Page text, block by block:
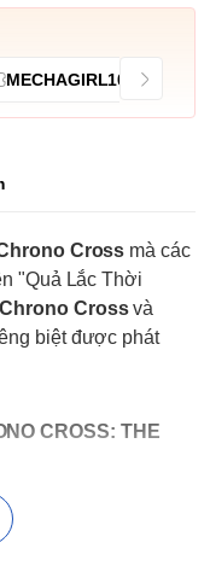
MECHAGIRL10
Cross mà các
"Quả Lắc Thời
Chrono Crossvà
biệt được phát
CROSS: THE